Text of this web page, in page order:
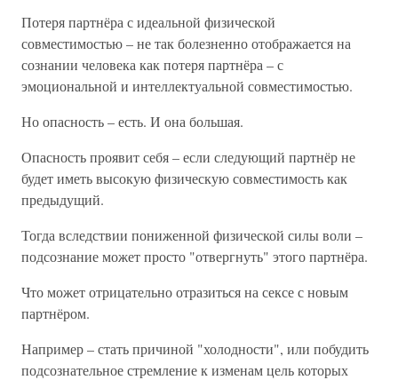
Потеря партнёра с идеальной физической
совместимостью – не так болезненно отображается на
сознании человека как потеря партнёра – с
эмоциональной и интеллектуальной совместимостью.
Но опасность – есть. И она большая.
Опасность проявит себя – если следующий партнёр не
будет иметь высокую физическую совместимость как
предыдущий.
Тогда вследствии пониженной физической силы воли –
подсознание может просто "отвергнуть" этого партнёра.
Что может отрицательно отразиться на сексе с новым
партнёром.
Например – стать причиной "холодности", или побудить
подсознательное стремление к изменам цель которых